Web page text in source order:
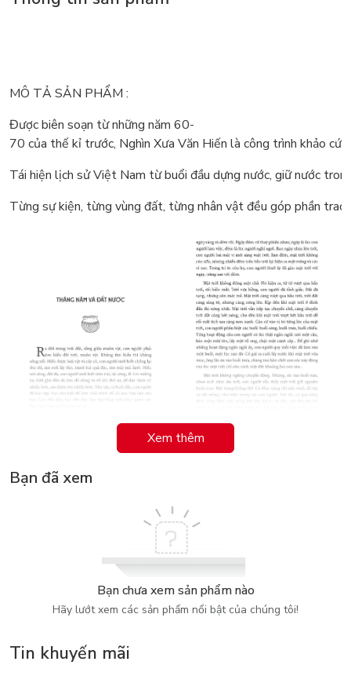
MÔ TẢ SẢN PHẨM :
Được biên soạn từ những năm 60-
70 của thế kỉ trước, Nghìn Xưa Văn Hiến là công trình khảo
Tái hiện lịch sử Việt Nam từ buổi đầu dựng nước, giữ nước
Từng sự kiện, từng vùng đất, từng nhân vật đều góp phần
Xem thêm
Bạn đã xem
Bạn chưa xem sản phẩm nào
Hãy lướt xem các sản phẩm nổi bật của chúng tôi!
Tin khuyến mãi